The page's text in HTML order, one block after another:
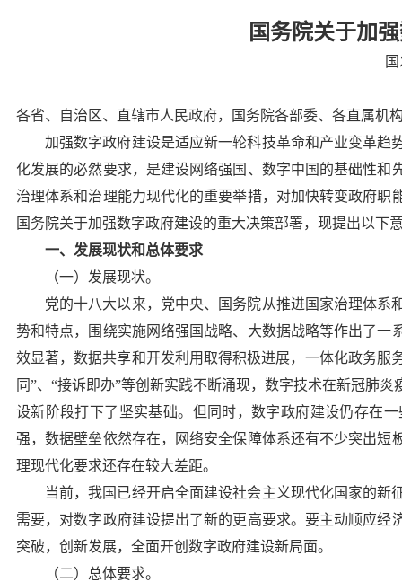
国务院关于加
各省、自治区、直辖市人民政府，国务院各部委、各直属机
加强数字政府建设是适应新一轮科技革命和产业变革
化发展的必然要求，是建设网络强国、数字中国的基础性
治理体系和治理能力现代化的重要举措，对加快转变政府
国务院关于加强数字政府建设的重大决策部署，现提出以下
一、发展现状和总体要求
（一）发展现状。
党的十八大以来，党中央、国务院从推进国家治理体
势和特点，围绕实施网络强国战略、大数据战略等作出了
效显著，数据共享和开发利用取得积极进展，一体化政务服
同”、“接诉即办”等创新实践不断涌现，数字技术在新冠肺
设新阶段打下了坚实基础。但同时，数字政府建设仍存在
强，数据壁垒依然存在，网络安全保障体系还有不少突出
理现代化要求还存在较大差距。
当前，我国已经开启全面建设社会主义现代化国家的
需要，对数字政府建设提出了新的更高要求。要主动顺应
突破，创新发展，全面开创数字政府建设新局面。
（二）总体要求。